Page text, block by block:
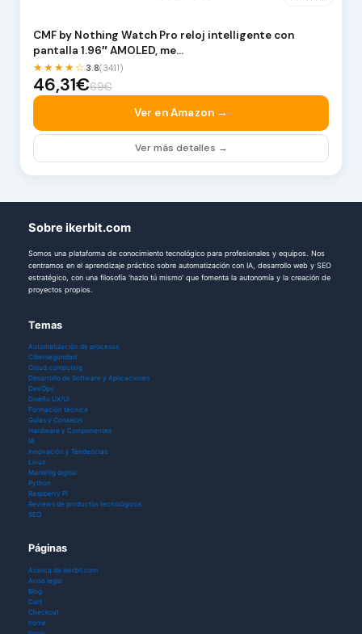
CMF by Nothing Watch Pro reloj intelligente con
pantalla 1.96″ AMOLED, me…
★★★★☆3.8(3411)
46,31€69€
Ver en Amazon →
Ver más detalles →
Sobre ikerbit.com
Somos una plataforma de conocimiento tecnológico para profesionales y equipos. Nos
centramos en el aprendizaje práctico sobre automatización con IA, desarrollo web y SEO
estratégico, con una filosofía 'hazlo tú mismo' que fomenta la autonomía y la creación de
proyectos propios.
Temas
Automatización de procesos
Ciberseguridad
Cloud computing
Desarrollo de Software y Aplicaciones
DevOps
Diseño UX/UI
Formación técnica
Guías y Consejos
Hardware y Componentes
IA
Innovación y Tendencias
Linux
Marketig digital
Python
Raspberry Pi
Reviews de productos tecnológicos
SEO
Páginas
Acerca de ikerbit.com
Aviso legal
Blog
Cart
Checkout
home